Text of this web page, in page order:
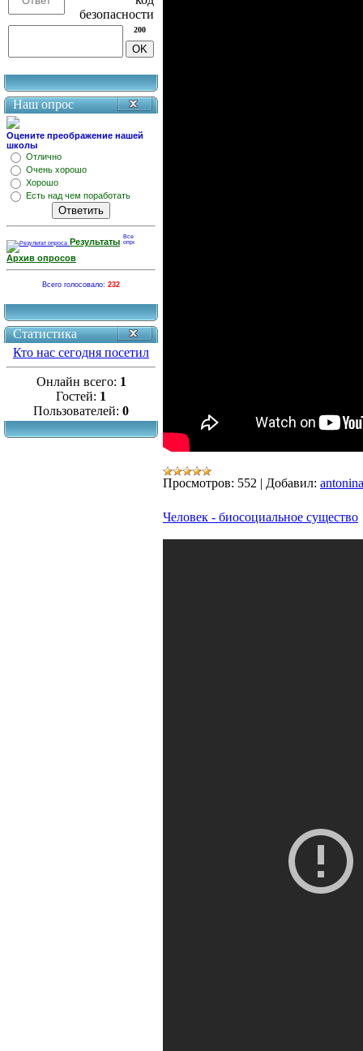
200
Наш опрос
Оцените преображение нашей
школы
Отлично
Очень хорошо
Хорошо
Есть над чем поработать
Результаты
Архив опросов
Всего голосовало: 232
Статистика
Кто нас сегодня посетил
Онлайн всего: 1
Гостей: 1
Пользователей: 0
Просмотров: 552 | Добавил: antonina
Человек - биосоциальное существо